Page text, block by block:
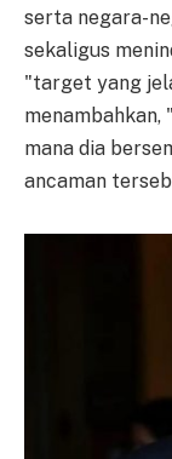
serta negara-
sekaligus
"target yang
menambahkan,
mana dia
ancaman